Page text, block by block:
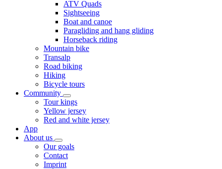
ATV Quads
Sightseeing
Boat and canoe
Paragliding and hang gliding
Horseback riding
Mountain bike
Transalp
Road biking
Hiking
Bicycle tours
Community
Tour kings
Yellow jersey
Red and white jersey
App
About us
Our goals
Contact
Imprint